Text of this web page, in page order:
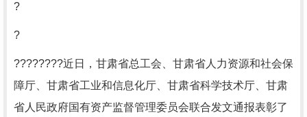
?
?
????????近日，甘肃省总工会、甘肃省人力资源和社会保
障厅、甘肃省工业和信息化厅、甘肃省科学技术厅、甘肃
省人民政府国有资产监督管理委员会联合发文通报表彰了